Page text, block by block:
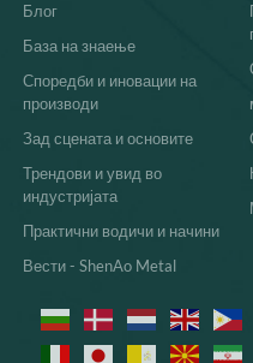
Давање
дека
Блог
База на знаење
Споредби и иновации на
производи
Зад сцената и основите
Трендови и увид во
индустријата
Практични водичи и начини
Вести - ShenAo Metal